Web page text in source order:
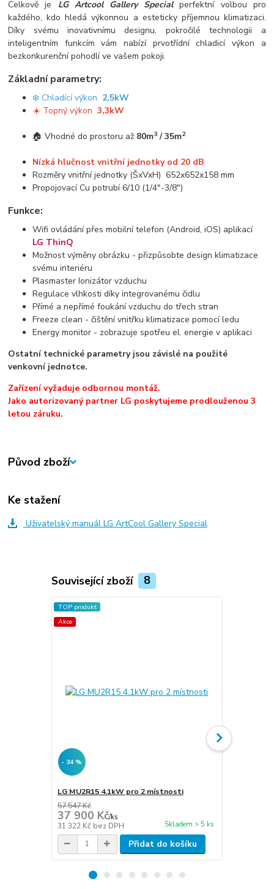
Celkově je LG Artcool Gallery Specialperfektní volbou pro
každého, kdo hledá výkonnou a esteticky příjemnou klimatizaci.
Díky svému inovativnímu designu, pokročilé technologii a
inteligentním funkcím vám nabízí prvotřídní chladicí výkon a
bezkonkurenční pohodlí ve vašem pokoji.
Základní parametry:
❄️ Chladící výkon 2,5kW
☀️ Topný výkon3,3kW
🏠 Vhodné do prostoru až 80m3 / 35m2
Nízká hlučnost vnitřní jednotky od 20 dB
Rozměry vnitřní jednotky (ŠxVxH) 652x652x158 mm
Propojovací Cu potrubí 6/10 (1/4"-3/8")
Funkce:
Wifi ovládání přes mobilní telefon (Android, iOS) aplikací
LG ThinQ
Možnost výměny obrázku - přizpůsobte design klimatizace
svému interiéru
Plasmaster Ionizátor vzduchu
Regulace vlhkosti díky integrovanému čidlu
Přímé a nepřímé foukání vzduchu do třech stran
Freeze clean - čištění vnitřku klimatizace pomocí ledu
Energy monitor - zobrazuje spotřeu el. energie v aplikaci
Ostatní technické parametry jsou závislé na použité
venkovní jednotce.
Zařízení vyžaduje odbornou montáž.
Jako autorizovaný partner LG poskytujeme prodlouženou 3
letou záruku.
Původ zboží
Ke stažení
Uživatelský manuál LG ArtCool Gallery Special
Související zboží 8
TOP produkt
Akce
- 34 %
LG MU2R15 4.1kW pro 2 místnosti
57 547 Kč
37 900 Kč/ks
31 322 Kč bez DPH Skladem > 5 ks
Přidat do košíku